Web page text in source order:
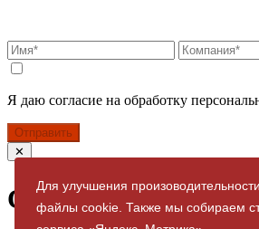
Для улучшения
файлы cookie. Также мы собираем
Я даю согласие на обработку
Отправить
✕
Спасибо за заявку